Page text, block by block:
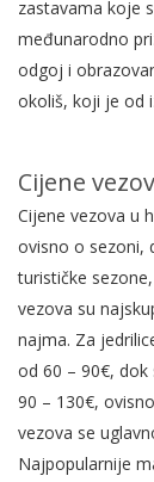
zastavama koje
međunarodno
odgoj i
okoliš, koji je od
Cijene
Cijene vezova u
ovisno o sezoni,
turističke
vezova su
najma. Za
od 60 – 90€, dok
90 – 130€,
vezova se
Najpopularnije